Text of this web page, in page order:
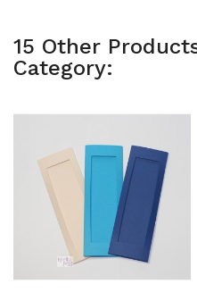
15 Other
Category: